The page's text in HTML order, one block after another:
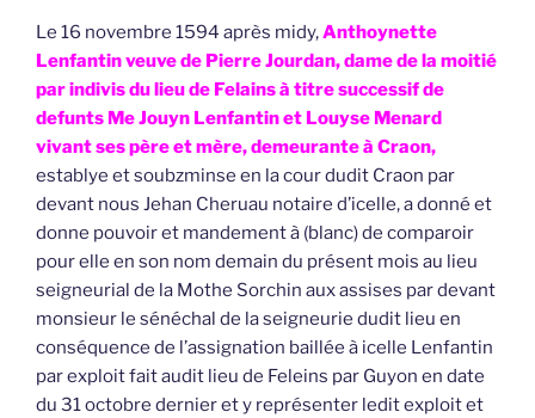
Le 16 novembre 1594 après midy,Anthoynette
Lenfantin veuve de Pierre Jourdan, dame de la moitié
par indivis du lieu de Felains à titre successif de
defunts Me Jouyn Lenfantin et Louyse Menard
vivant ses père et mère, demeurante à Craon,
establye et soubzminse en la cour dudit Craon par
devant nous Jehan Cheruau notaire d’icelle, a donné et
donne pouvoir et mandement à (blanc) de comparoir
pour elle en son nom demain du présent mois au lieu
seigneurial de la Mothe Sorchin aux assises par devant
monsieur le sénéchal de la seigneurie dudit lieu en
conséquence de l’assignation baillée à icelle Lenfantin
par exploit fait audit lieu de Feleins par Guyon en date
du 31 octobre dernier et y représenter ledit exploit et